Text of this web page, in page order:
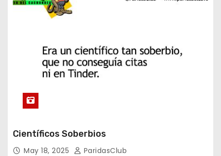
Científicos Soberbios
May 18, 2025 ParidasClub